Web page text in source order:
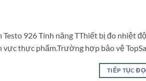
926 Tính năng TThiết bị đo nhiệt
vực thực phẩm.Trường hợp bảo vệ
TIẾP TỤC